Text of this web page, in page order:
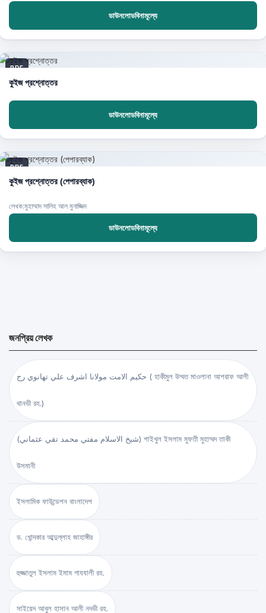
ডাউনলোডবিনামূল্যে
PDF
কুইজ প্রশ্নোত্তর
ডাউনলোডবিনামূল্যে
PDF
কুইজ প্রশ্নোত্তর (পেপারব্যাক)
লেখক:মুহাম্মাদ সালিহ আল মুনাজ্জিদ
ডাউনলোডবিনামূল্যে
জনপ্রিয় লেখক
حكيم الامت مولانا اشرف علي تهانوي رح ( হাকীমুল উম্মত মাওলানা আশরাফ আলী
থানভী রহ.)
(شيخ الاسلام مفتي محمد تقي عثماني) শাইখুল ইসলাম মুফতী মুহাম্মদ তাকী
উসমানী
ইসলামিক ফাউন্ডেশন বাংলাদেশ
ড. খোন্দকার আব্দুল্লাহ জাহাঙ্গীর
হুজ্জাতুল ইসলাম ইমাম গাযযালী রহ.
সাইয়েদ আবুল হাসান আলী নদভী রহ.